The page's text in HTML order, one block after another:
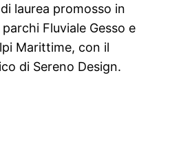
laurea promosso in
Fluviale Gesso e
Marittime, con il
di Sereno Design.